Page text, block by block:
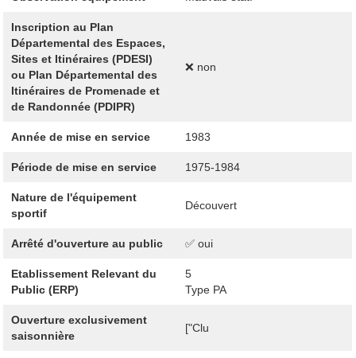
Inscription au Plan
Départemental des Espaces,
Sites et Itinéraires (PDESI)
ou Plan Départemental des
Itinéraires de Promenade et
de Randonnée (PDIPR)
❌ non
Année de mise en service 1983
Période de mise en service 1975-1984
Nature de l'équipement
sportif
Découvert
Arrêté d'ouverture au public ✅ oui
Etablissement Relevant du
Public (ERP)
5
Type PA
Ouverture exclusivement
saisonnière
["Clu